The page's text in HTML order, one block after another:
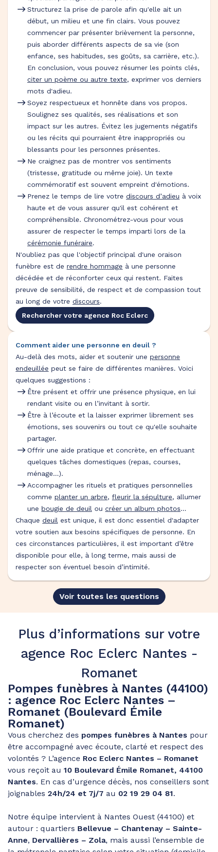
Structurez la prise de parole afin qu'elle ait un
début, un milieu et une fin clairs. Vous pouvez
commencer par présenter brièvement la personne,
puis aborder différents aspects de sa vie (son
enfance, ses habitudes, ses goûts, sa carrière, etc.).
En conclusion, vous pouvez résumer les points clés,
citer un poème ou autre texte, exprimer vos derniers
mots d'adieu.
Soyez respectueux et honnête dans vos propos.
Soulignez ses qualités, ses réalisations et son
impact sur les autres. Évitez les jugements négatifs
ou les récits qui pourraient être inappropriés ou
blessants pour les personnes présentes.
Ne craignez pas de montrer vos sentiments
(tristesse, gratitude ou même joie). Un texte
commémoratif est souvent empreint d'émotions.
Prenez le temps de lire votre discours d’adieu à voix
haute et de vous assurer qu'il est cohérent et
compréhensible. Chronométrez-vous pour vous
assurer de respecter le temps imparti lors de la
cérémonie funéraire.
N'oubliez pas que l'objectif principal d'une oraison
funèbre est de rendre hommage à une personne
décédée et de réconforter ceux qui restent. Faites
preuve de sensibilité, de respect et de compassion tout
au long de votre discours.
Rechercher votre agence Roc Eclerc
Comment aider une personne en deuil ?
Au-delà des mots, aider et soutenir une personne
endeuillée peut se faire de différentes manières. Voici
quelques suggestions :
Être présent et offrir une présence physique, en lui
rendant visite ou en l’invitant à sortir.
Être à l’écoute et la laisser exprimer librement ses
émotions, ses souvenirs ou tout ce qu'elle souhaite
partager.
Offrir une aide pratique et concrète, en effectuant
quelques tâches domestiques (repas, courses,
ménage…).
Accompagner les rituels et pratiques personnelles
comme planter un arbre, fleurir la sépulture, allumer
une bougie de deuil ou créer un album photos…
Chaque deuil est unique, il est donc essentiel d'adapter
votre soutien aux besoins spécifiques de personne. En
ces circonstances particulières, il est important d’être
disponible pour elle, à long terme, mais aussi de
respecter son éventuel besoin d’intimité.
Voir toutes les questions
Plus d’informations sur votre
agence Roc Eclerc Nantes -
Romanet
Pompes funèbres à Nantes (44100)
: agence Roc Eclerc Nantes –
Romanet (Boulevard Émile
Romanet)
Vous cherchez des pompes funèbres à Nantes pour
être accompagné avec écoute, clarté et respect des
volontés ? L’agence Roc Eclerc Nantes – Romanet
vous reçoit au 10 Boulevard Émile Romanet, 44100
Nantes. En cas d’urgence décès, nos conseillers sont
joignables 24h/24 et 7j/7 au 02 19 29 04 81.
Notre équipe intervient à Nantes Ouest (44100) et
autour : quartiers Bellevue – Chantenay – Sainte-
Anne, Dervallières – Zola, mais aussi l’ensemble de